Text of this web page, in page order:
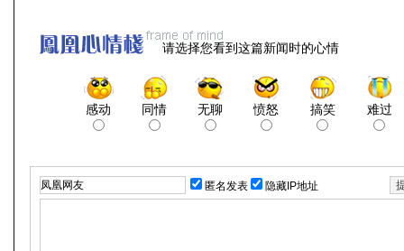
请选择您看到这篇新闻时的心情
感动 同情 无聊 愤怒 搞笑 难过
匿名发表 隐藏IP地址